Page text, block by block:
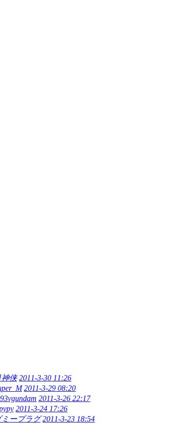
神侠 2011-3-30 11:26
2011-3-29 08:20
2011-3-26 22:17
2011-3-24 17:26
ミープラグ 2011-3-23 18:54